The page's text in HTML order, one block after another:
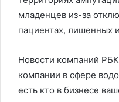
младенцев из-за
пациентах, лишенных
Новости компаний
компании в сфере
есть кто в бизнесе